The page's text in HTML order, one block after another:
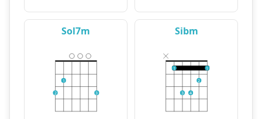
Sol7m
2
1
3
Sibm
1
3 4
2
1